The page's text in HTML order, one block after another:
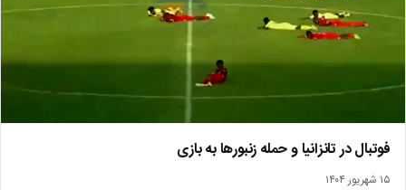
فوتبال در تانزانیا و حمله زنبورها به بازی
۱۵ شهریور ۱۴۰۴